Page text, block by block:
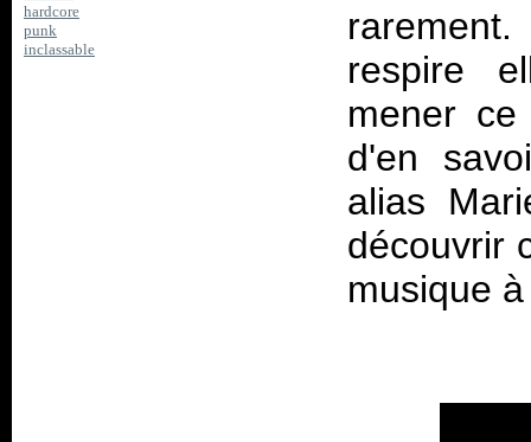
hardcore
punk
inclassable
respire
mener
d'en
alias
découvrir
musique